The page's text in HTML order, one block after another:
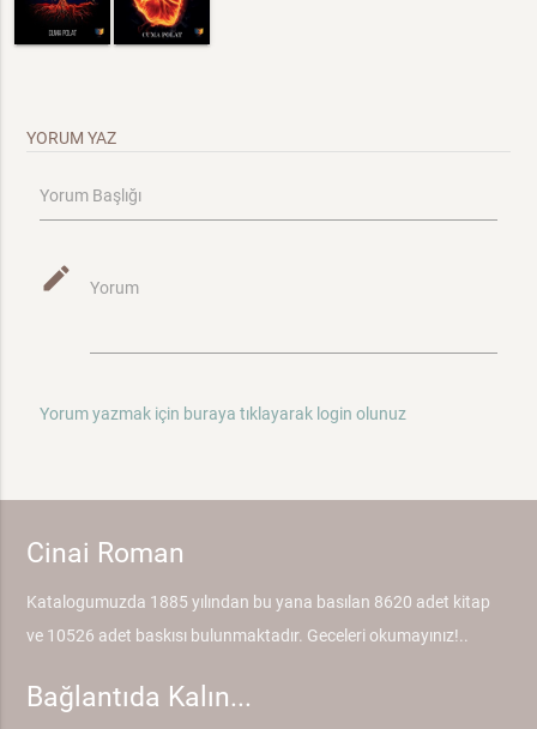
YORUM YAZ
Yorum Başlığı
mode_edit Yorum
Yorum yazmak için buraya tıklayarak login olunuz
Cinai Roman
Katalogumuzda 1885 yılından bu yana basılan 8620 adet kitap
ve 10526 adet baskısı bulunmaktadır. Geceleri okumayınız!..
Bağlantıda Kalın...